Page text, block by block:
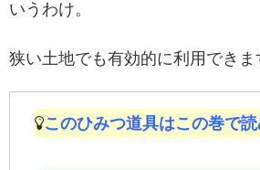
いうわけ。
狭い土地でも有効的に利用できま
このひみつ道具はこの巻で